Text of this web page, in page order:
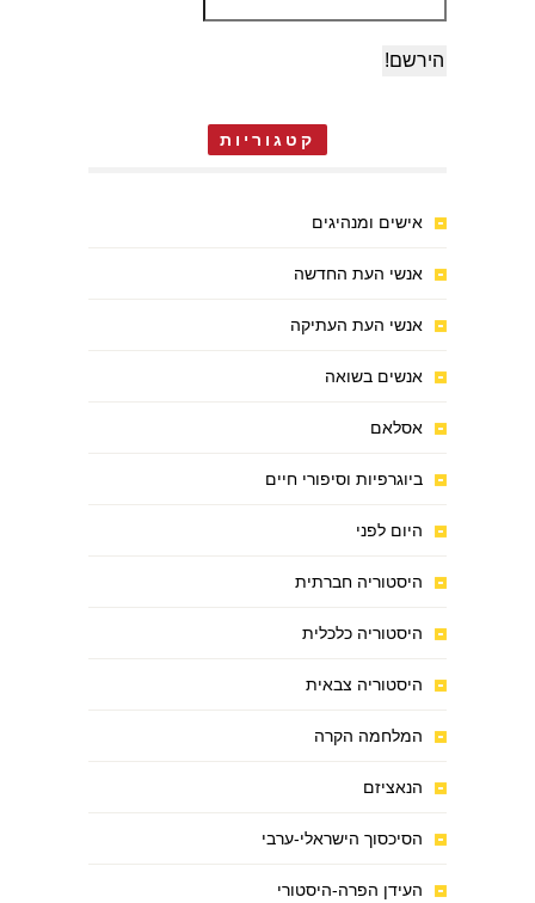
קטגוריות
אישים ומנהיגים
אנשי העת החדשה
אנשי העת העתיקה
אנשים בשואה
אסלאם
ביוגרפיות וסיפורי חיים
היום לפני
היסטוריה חברתית
היסטוריה כלכלית
היסטוריה צבאית
המלחמה הקרה
הנאציזם
הסיכסוך הישראלי-ערבי
העידן הפרה-היסטורי